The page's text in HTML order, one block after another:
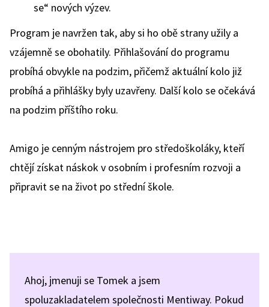
se“ nových výzev.
Program je navržen tak, aby si ho obě strany užily a
vzájemně se obohatily. Přihlašování do programu
probíhá obvykle na podzim, přičemž aktuální kolo již
probíhá a přihlášky byly uzavřeny. Další kolo se očekává
na podzim příštího roku.
Amigo je cenným nástrojem pro středoškoláky, kteří
chtějí získat náskok v osobním i profesním rozvoji a
připravit se na život po střední škole.
Ahoj, jmenuji se Tomek a jsem
spoluzakladatelem společnosti Mentiway. Pokud